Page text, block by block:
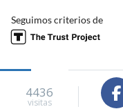
Seguimos criterios de
4436
visitas